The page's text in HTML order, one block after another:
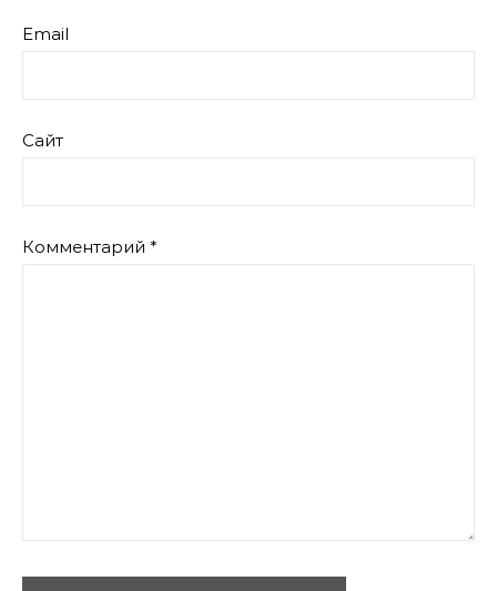
Email
Сайт
Комментарий *